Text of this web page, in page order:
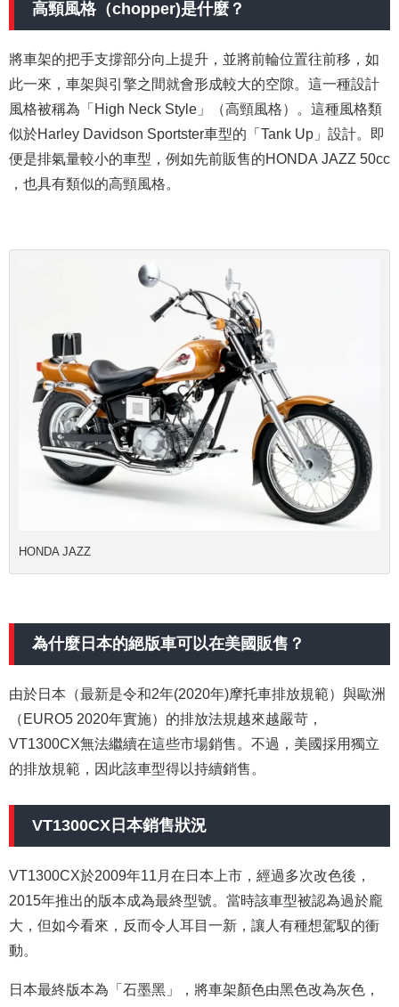
高頸風格（chopper)是什麼？
將車架的把手支撐部分向上提升，並將前輪位置往前移，如
此一來，車架與引擎之間就會形成較大的空隙。這一種設計
風格被稱為「High Neck Style」（高頸風格）。這種風格類
似於Harley Davidson Sportster車型的「Tank Up」設計。即
便是排氣量較小的車型，例如先前販售的HONDA JAZZ 50cc
，也具有類似的高頸風格。
HONDA JAZZ
為什麼日本的絕版車可以在美國販售？
由於日本（最新是令和2年(2020年)摩托車排放規範）與歐洲
（EURO5 2020年實施）的排放法規越來越嚴苛，
VT1300CX無法繼續在這些市場銷售。不過，美國採用獨立
的排放規範，因此該車型得以持續銷售。
VT1300CX日本銷售狀況
VT1300CX於2009年11月在日本上市，經過多次改色後，
2015年推出的版本成為最終型號。當時該車型被認為過於龐
大，但如今看來，反而令人耳目一新，讓人有種想駕馭的衝
動。
日本最終版本為「石墨黑」，將車架顏色由黑色改為灰色，